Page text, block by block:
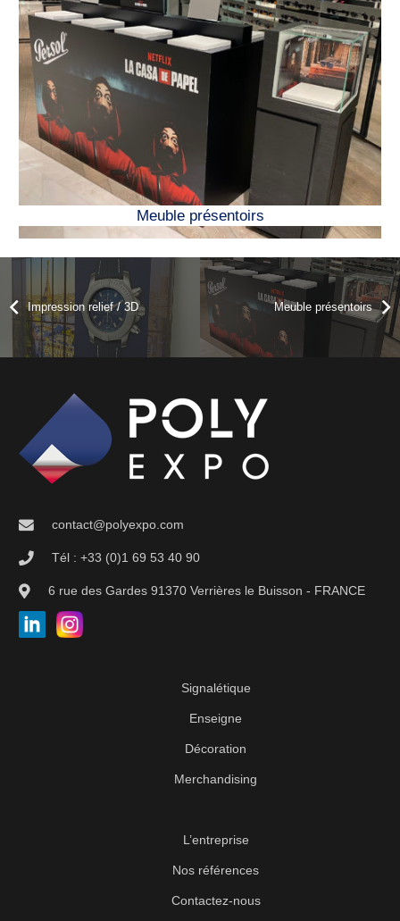
Meuble présentoirs
Meuble présentoirs
Impression relief / 3D
contact@polyexpo.com
Tél : +33 (0)1 69 53 40 90
6 rue des Gardes 91370 Verrières le Buisson - FRANCE
Signalétique
Enseigne
Décoration
Merchandising
L’entreprise
Nos références
Contactez-nous